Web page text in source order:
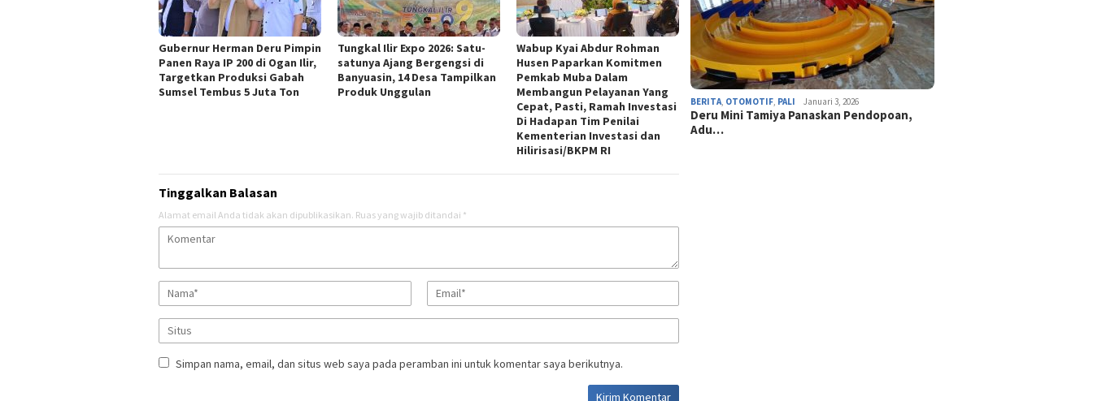
Gubernur Herman Deru Pimpin
Panen Raya IP 200 di Ogan Ilir,
Targetkan Produksi Gabah
Sumsel Tembus 5 Juta Ton
Tungkal Ilir Expo 2026: Satu-
satunya Ajang Bergengsi di
Banyuasin, 14 Desa Tampilkan
Produk Unggulan
Wabup Kyai Abdur Rohman
Husen Paparkan Komitmen
Pemkab Muba Dalam
Membangun Pelayanan Yang
Cepat, Pasti, Ramah Investasi
Di Hadapan Tim Penilai
Kementerian Investasi dan
Hilirisasi/BKPM RI
Tinggalkan Balasan
Alamat email Anda tidak akan dipublikasikan. Ruas yang wajib ditandai *
Simpan nama, email, dan situs web saya pada peramban ini untuk komentar saya berikutnya.
BERITA, OTOMOTIF, PALI Januari 3, 2026
Deru Mini Tamiya Panaskan Pendopoan,
Adu…